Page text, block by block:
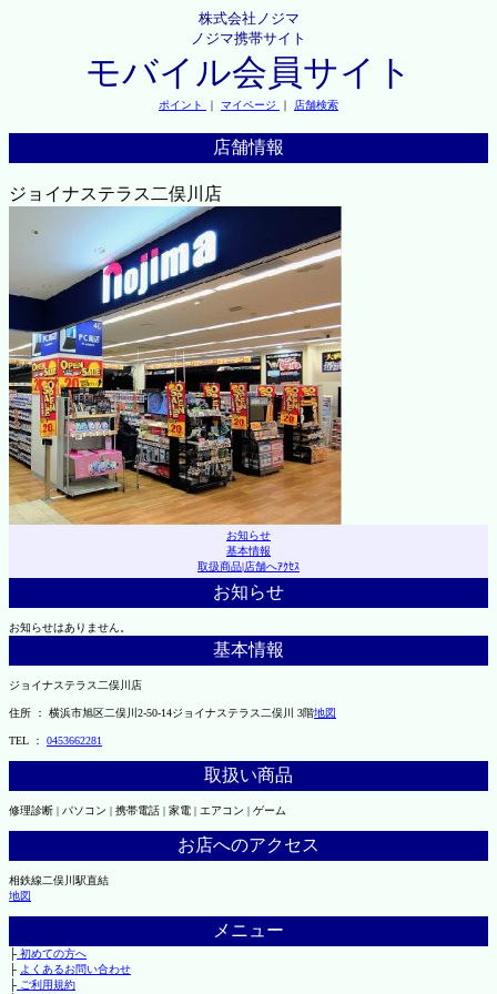
株式会社ノジマ
ノジマ携帯サイト
モバイル会員サイト
ポイント ｜ マイページ ｜ 店舗検索
店舗情報
ジョイナステラス二俣川店
お知らせ
基本情報
取扱商品|店舗へｱｸｾｽ
お知らせ
お知らせはありません。
基本情報
ジョイナステラス二俣川店
住所 ： 横浜市旭区二俣川2-50-14ジョイナステラス二俣川 3階地図
TEL ： 0453662281
取扱い商品
修理診断 | パソコン | 携帯電話 | 家電 | エアコン | ゲーム
お店へのアクセス
相鉄線二俣川駅直結
地図
メニュー
├初めての方へ
├ よくあるお問い合わせ
├ご利用規約